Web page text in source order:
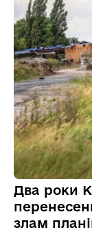
Два роки
злам